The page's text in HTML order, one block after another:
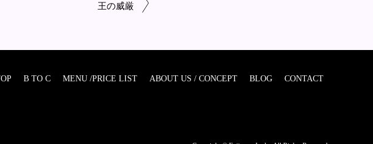
王の威厳
B TO C MENU /PRICE LIST ABOUT US / CONCEPT BLOG CONTACT